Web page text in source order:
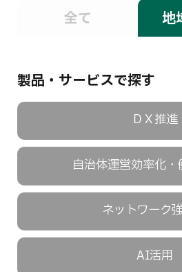
全て 地
製品・サービスで探す
ＤＸ推進
自治体運営効率化
ネットワーク
AI活用